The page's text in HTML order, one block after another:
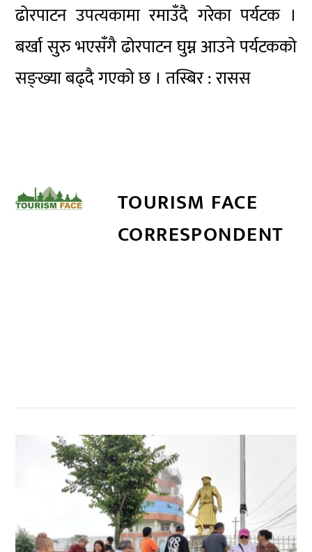
ढोरपाटन उपत्यकामा रमाउँदै गरेका पर्यटक ।
बर्खा सुरु भएसँगै ढोरपाटन घुम्न आउने पर्यटकको
सङ्ख्या बढ्दै गएको छ । तस्बिर : रासस
TOURISM FACE
CORRESPONDENT
,